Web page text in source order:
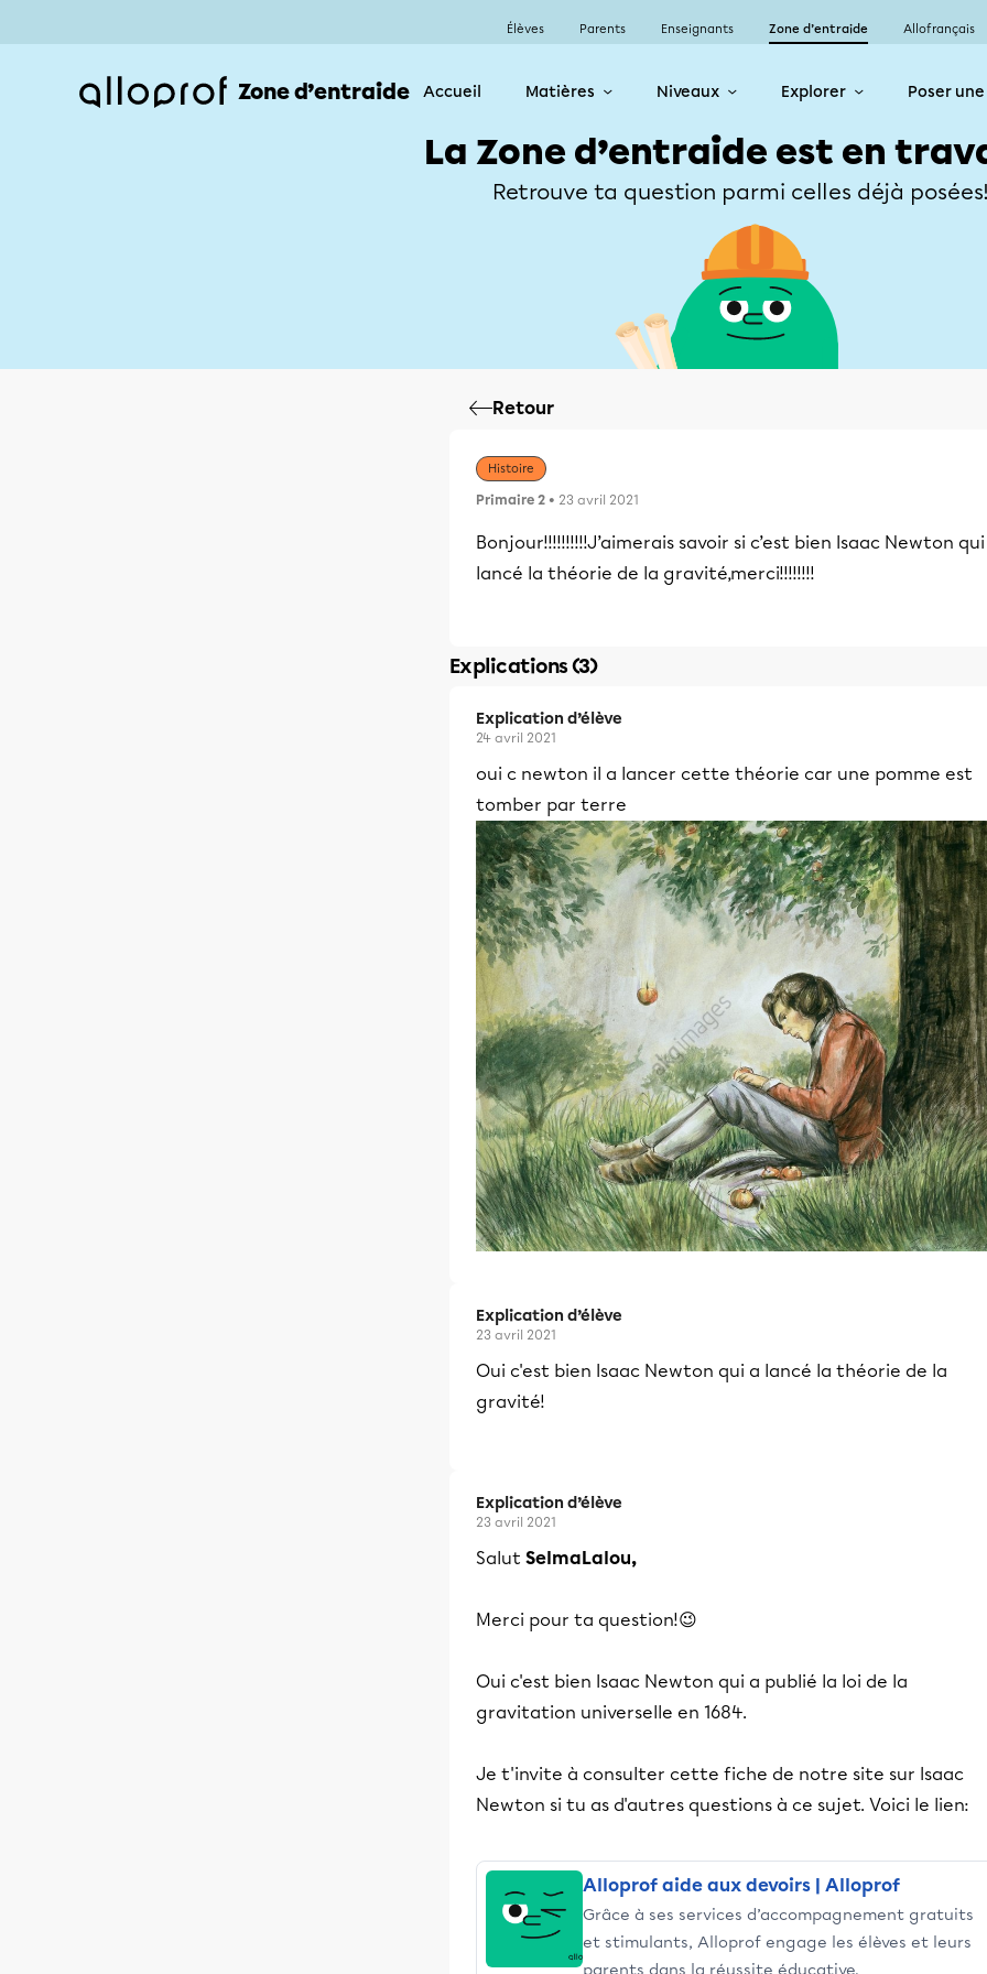
Élèves Parents Enseignants Zone d’entraide Allofrançais
Zone d’entraide Accueil Matières Niveaux Explorer Poser
La Zone d’entraide est en
Retrouve ta question parmi celles déjà
Retour
Histoire
Primaire 2 • 23 avril 2021
Bonjour!!!!!!!!!!J’aimerais savoir si c’est bien Isaac Newton
lancé la théorie de la gravité,merci!!!!!!!!
Explications (3)
Explication d’élève
24 avril 2021
oui c newton il a lancer cette théorie car une pomme est
tomber par terre
Explication d’élève
23 avril 2021
Oui c'est bien Isaac Newton qui a lancé la théorie de la
gravité!
Explication d’élève
23 avril 2021
Salut SelmaLalou,
Merci pour ta question!😉
Oui c'est bien Isaac Newton qui a publié la loi de la
gravitation universelle en 1684.
Je t'invite à consulter cette fiche de notre site sur Isaac
Newton si tu as d'autres questions à ce sujet. Voici le lien:
Alloprof aide aux devoirs | Alloprof
Grâce à ses services d’accompagnement gratuits
et stimulants, Alloprof engage les élèves et leurs
parents dans la réussite éducative.